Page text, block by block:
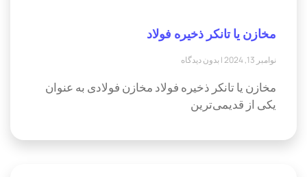
مخازن یا تانکر ذخیره فولاد
نوامبر 13, 2024 بدون دیدگاه
مخازن یا تانکر ذخیره فولاد مخازن فولادی به عنوان
یکی از قدیمی‌ترین